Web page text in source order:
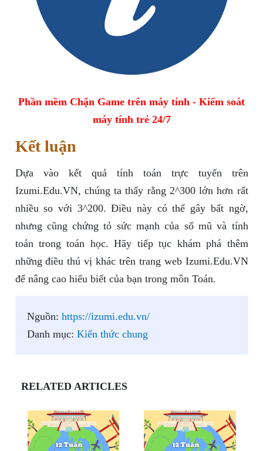
Phần mềm Chặn Game trên máy tính - Kiểm soát
máy tính trẻ 24/7
Kết luận
Dựa vào kết quả tính toán trực tuyến trên
Izumi.Edu.VN, chúng ta thấy rằng 2^300 lớn hơn rất
nhiều so với 3^200. Điều này có thể gây bất ngờ,
nhưng cũng chứng tỏ sức mạnh của số mũ và tính
toán trong toán học. Hãy tiếp tục khám phá thêm
những điều thú vị khác trên trang web Izumi.Edu.VN
để nâng cao hiểu biết của bạn trong môn Toán.
Nguồn: https://izumi.edu.vn/
Danh mục: Kiến thức chung
RELATED ARTICLES